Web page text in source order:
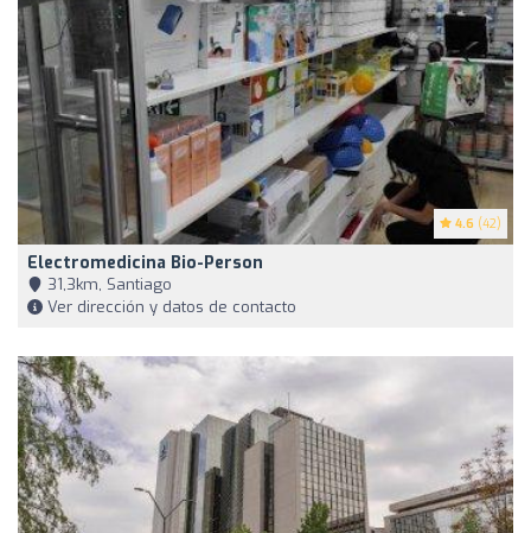
4.6 (42)
Electromedicina Bio-Person
31,3km, Santiago
Ver dirección y datos de contacto